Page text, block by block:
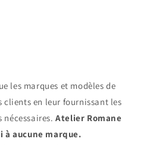
les marques et modèles de
en leur fournissant les
Atelier Romane
à aucune marque.